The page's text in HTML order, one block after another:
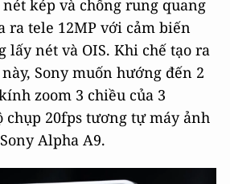
kép và chống rung quang
ra tele 12MP với cảm biến
lấy nét và OIS. Khi chế tạo ra
Sony muốn hướng đến 2
zoom 3 chiều của 3
chụp 20fps tương tự máy ảnh
Alpha A9.